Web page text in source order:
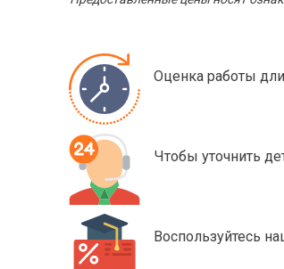
Оценка работы
Чтобы уточнить
Воспользуйтесь